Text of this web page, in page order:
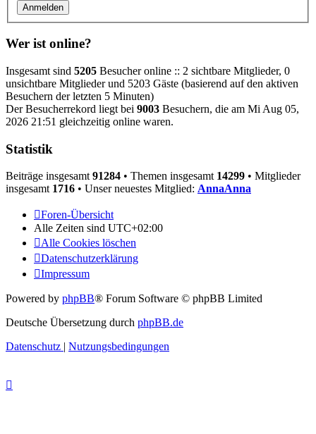
Wer ist online?
Insgesamt sind 5205 Besucher online :: 2 sichtbare Mitglieder, 0
unsichtbare Mitglieder und 5203 Gäste (basierend auf den aktiven
Besuchern der letzten 5 Minuten)
Der Besucherrekord liegt bei 9003 Besuchern, die am Mi Aug 05,
2026 21:51 gleichzeitig online waren.
Statistik
Beiträge insgesamt 91284 • Themen insgesamt 14299 • Mitglieder
insgesamt 1716 • Unser neuestes Mitglied: AnnaAnna
Foren-Übersicht
Alle Zeiten sind UTC+02:00
Alle Cookies löschen
Datenschutzerklärung
Impressum
Powered by phpBB® Forum Software © phpBB Limited
Deutsche Übersetzung durch phpBB.de
Datenschutz | Nutzungsbedingungen